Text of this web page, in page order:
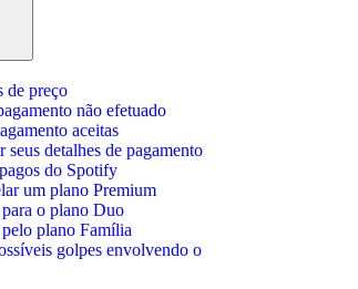
de preço
não efetuado
aceitas
seus detalhes de pagamento
do Spotify
um plano Premium
para o plano Duo
plano Família
golpes envolvendo o